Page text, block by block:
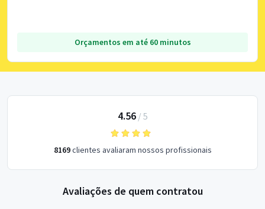
Orçamentos em até 60 minutos
4.56/ 5
8169clientes avaliaram nossos profissionais
Avaliações de quem contratou